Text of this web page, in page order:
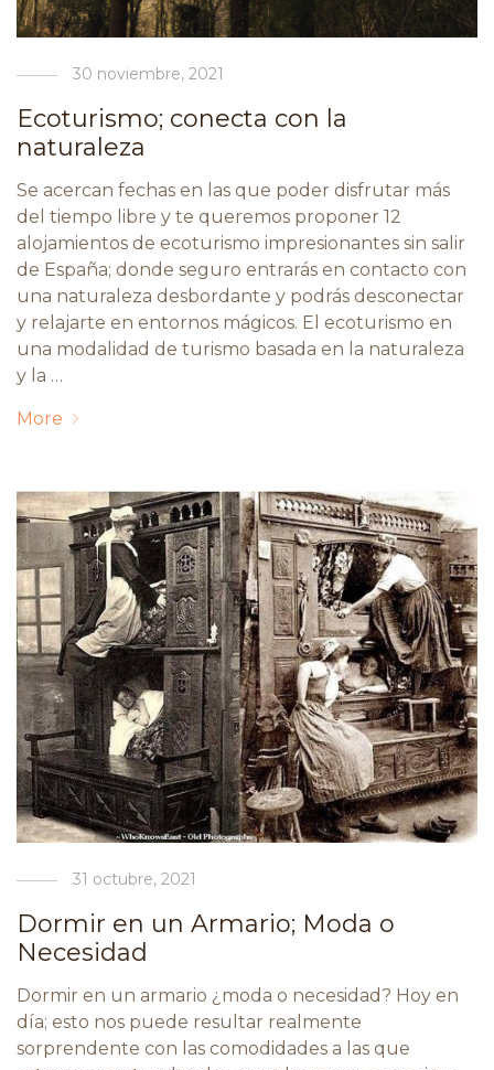
30 noviembre, 2021
Ecoturismo; conecta con la
naturaleza
Se acercan fechas en las que poder disfrutar más
del tiempo libre y te queremos proponer 12
alojamientos de ecoturismo impresionantes sin salir
de España; donde seguro entrarás en contacto con
una naturaleza desbordante y podrás desconectar
y relajarte en entornos mágicos. El ecoturismo en
una modalidad de turismo basada en la naturaleza
y la …
More
31 octubre, 2021
Dormir en un Armario; Moda o
Necesidad
Dormir en un armario ¿moda o necesidad? Hoy en
día; esto nos puede resultar realmente
sorprendente con las comodidades a las que